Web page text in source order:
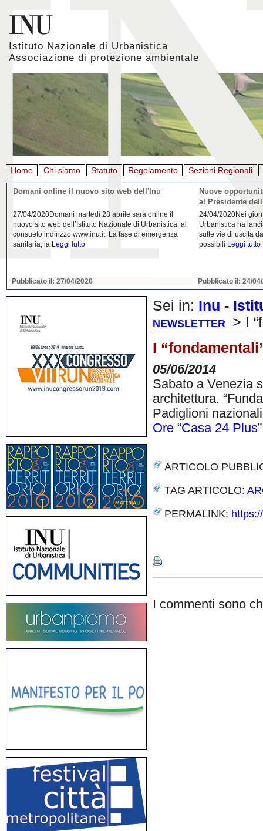
Istituto Nazionale di Urbanistica
Associazione di protezione ambientale
Home Chi siamo Statuto Regolamento Sezioni Regionali
Giornata mondiale della Terra, l'appello di Inu e
22/04/2020L'Istituto Nazionale di Urbanistica (INU) e
l’Associazione italiana di architettura del paesaggio
(AIAPP) in occasione della Giornata Mondiale della
Terra 2020Leggi tutto
Pubblicato il: 22/04/2020
La
21/04/
riflessione da parte
Domenico Moccia.
dell'architettura
Pubblicato il: 22/
Sei in: Inu -
NEWSLETTER
> I
I
05/06/2014
Sabato a Venezia
architettura.
Padiglioni
Ore “Casa 24 Plus”
ARTICOLO
TAG ARTICOLO:
PERMALINK:
I commenti sono